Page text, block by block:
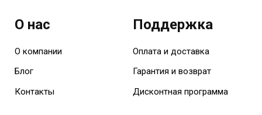
О нас
О компании
Блог
Контакты
Поддержка
Оплата и доставка
Гарантия и возврат
Дисконтная программа